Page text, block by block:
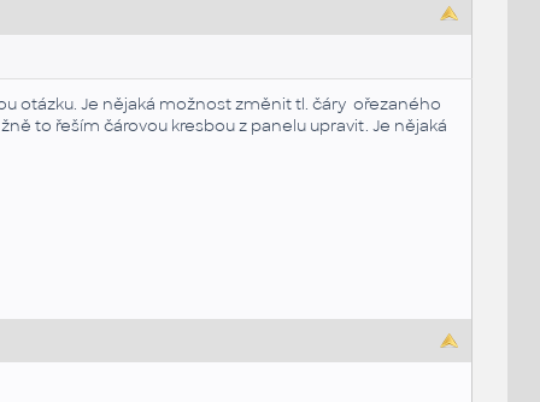
otázku. Je nějaká možnost změnit tl. čáry ořezaného
to řeším čárovou kresbou z panelu upravit. Je nějaká